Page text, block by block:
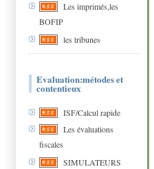
Les imprimés,les
BOFIP
les tribunes
Evaluation:métodes et
contentieux
ISF/Calcul rapide
Les évaluations
fiscales
SIMULATEURS